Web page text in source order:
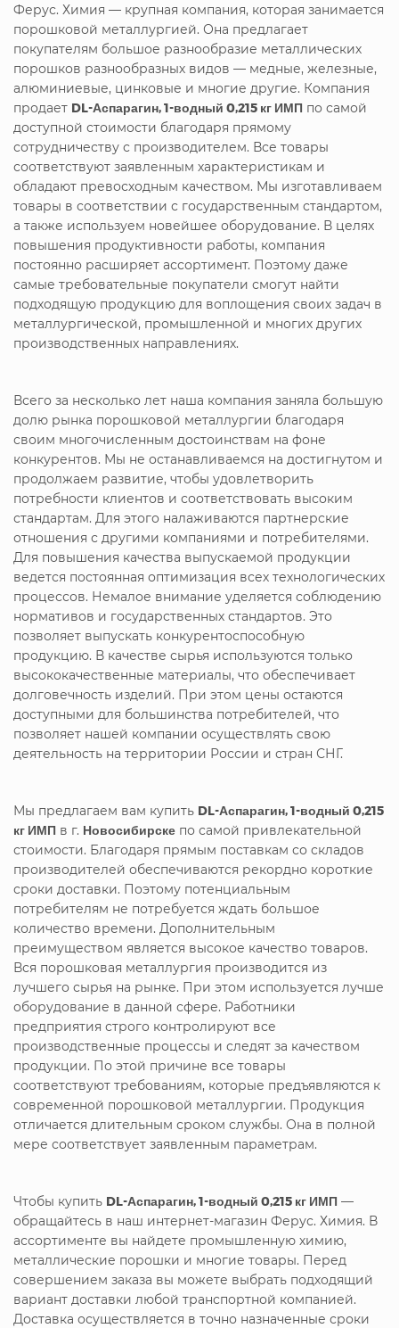
Ферус. Химия — крупная компания, которая занимается
порошковой металлургией. Она предлагает
покупателям большое разнообразие металлических
порошков разнообразных видов — медные, железные,
алюминиевые, цинковые и многие другие. Компания
продает DL-Аспарагин, 1-водный 0,215 кг ИМП по самой
доступной стоимости благодаря прямому
сотрудничеству с производителем. Все товары
соответствуют заявленным характеристикам и
обладают превосходным качеством. Мы изготавливаем
товары в соответствии с государственным стандартом,
а также используем новейшее оборудование. В целях
повышения продуктивности работы, компания
постоянно расширяет ассортимент. Поэтому даже
самые требовательные покупатели смогут найти
подходящую продукцию для воплощения своих задач в
металлургической, промышленной и многих других
производственных направлениях.
Всего за несколько лет наша компания заняла большую
долю рынка порошковой металлургии благодаря
своим многочисленным достоинствам на фоне
конкурентов. Мы не останавливаемся на достигнутом и
продолжаем развитие, чтобы удовлетворить
потребности клиентов и соответствовать высоким
стандартам. Для этого налаживаются партнерские
отношения с другими компаниями и потребителями.
Для повышения качества выпускаемой продукции
ведется постоянная оптимизация всех технологических
процессов. Немалое внимание уделяется соблюдению
нормативов и государственных стандартов. Это
позволяет выпускать конкурентоспособную
продукцию. В качестве сырья используются только
высококачественные материалы, что обеспечивает
долговечность изделий. При этом цены остаются
доступными для большинства потребителей, что
позволяет нашей компании осуществлять свою
деятельность на территории России и стран СНГ.
Мы предлагаем вам купить DL-Аспарагин, 1-водный 0,215
кг ИМП в г. Новосибирске по самой привлекательной
стоимости. Благодаря прямым поставкам со складов
производителей обеспечиваются рекордно короткие
сроки доставки. Поэтому потенциальным
потребителям не потребуется ждать большое
количество времени. Дополнительным
преимуществом является высокое качество товаров.
Вся порошковая металлургия производится из
лучшего сырья на рынке. При этом используется лучше
оборудование в данной сфере. Работники
предприятия строго контролируют все
производственные процессы и следят за качеством
продукции. По этой причине все товары
соответствуют требованиям, которые предъявляются к
современной порошковой металлургии. Продукция
отличается длительным сроком службы. Она в полной
мере соответствует заявленным параметрам.
Чтобы купить DL-Аспарагин, 1-водный 0,215 кг ИМП —
обращайтесь в наш интернет-магазин Ферус. Химия. В
ассортименте вы найдете промышленную химию,
металлические порошки и многие товары. Перед
совершением заказа вы можете выбрать подходящий
вариант доставки любой транспортной компанией.
Доставка осуществляется в точно назначенные сроки